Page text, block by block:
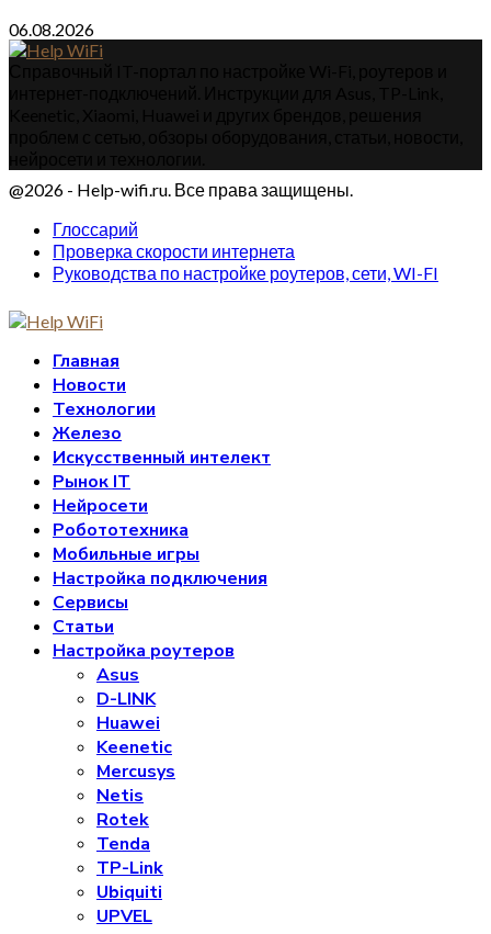
06.08.2026
@2026 - Help-wifi.ru. Все права защищены.
Глоссарий
Проверка скорости интернета
Руководства по настройке роутеров, сети, WI-FI
Главная
Новости
Технологии
Железо
Искусственный интелект
Рынок IT
Нейросети
Робототехника
Мобильные игры
Настройка подключения
Сервисы
Статьи
Настройка роутеров
Asus
D-LINK
Huawei
Keenetic
Mercusys
Netis
Rotek
Tenda
TP-Link
Ubiquiti
UPVEL